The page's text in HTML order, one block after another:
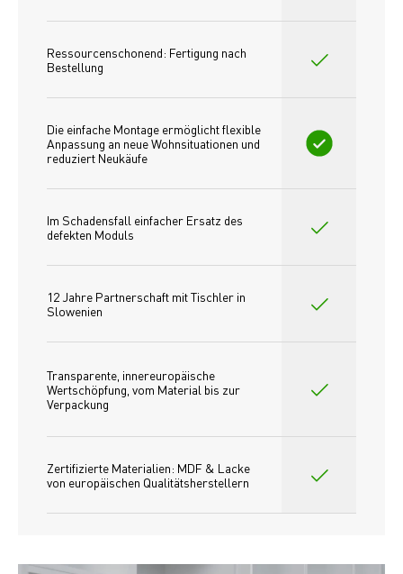
Ressourcenschonend: Fertigung nach
Bestellung
Die einfache Montage ermöglicht flexible
Anpassung an neue Wohnsituationen und
reduziert Neukäufe
Im Schadensfall einfacher Ersatz des
defekten Moduls
12 Jahre Partnerschaft mit Tischler in
Slowenien
Transparente, innereuropäische
Wertschöpfung, vom Material bis zur
Verpackung
Zertifizierte Materialien: MDF & Lacke
von europäischen Qualitätsherstellern